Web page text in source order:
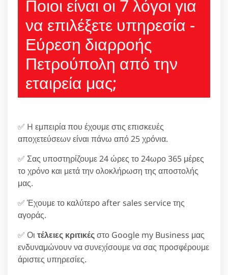
Ποιοι είναι οι 7 λόγοι για
να επιλέξετε υπηρεσία -
Εύρεση διαρροής
Πετρούπολη από την
εταιρεία μας;
✅ H εμπειρία που έχουμε στις επισκευές
αποχετεύσεων είναι πάνω από 25 χρόνια.
✅ Σας υποστηρίζουμε 24 ώρες το 24ωρο 365 μέρες
το χρόνο και μετά την ολοκλήρωση της αποστολής
μας.
✅ Έχουμε το καλύτερο after sales service της
αγοράς.
✅ Οι τέλειες κριτικέςστο Google my Business μας
ενδυναμώνουν να συνεχίσουμε να σας προσφέρουμε
άριστες υπηρεσίες.